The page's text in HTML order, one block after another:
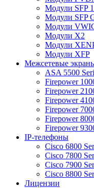
Модули SFP
Модули SFP
Модули
Модули X2
Модули
Модули XFP
Межсетевые
ASA 5500
Firepower
Firepower
Firepower
Firepower
Firepower
Firepower
IP-телефоны
Cisco 6800
Cisco 7800
Cisco 7900
Cisco 8800
Лицензии